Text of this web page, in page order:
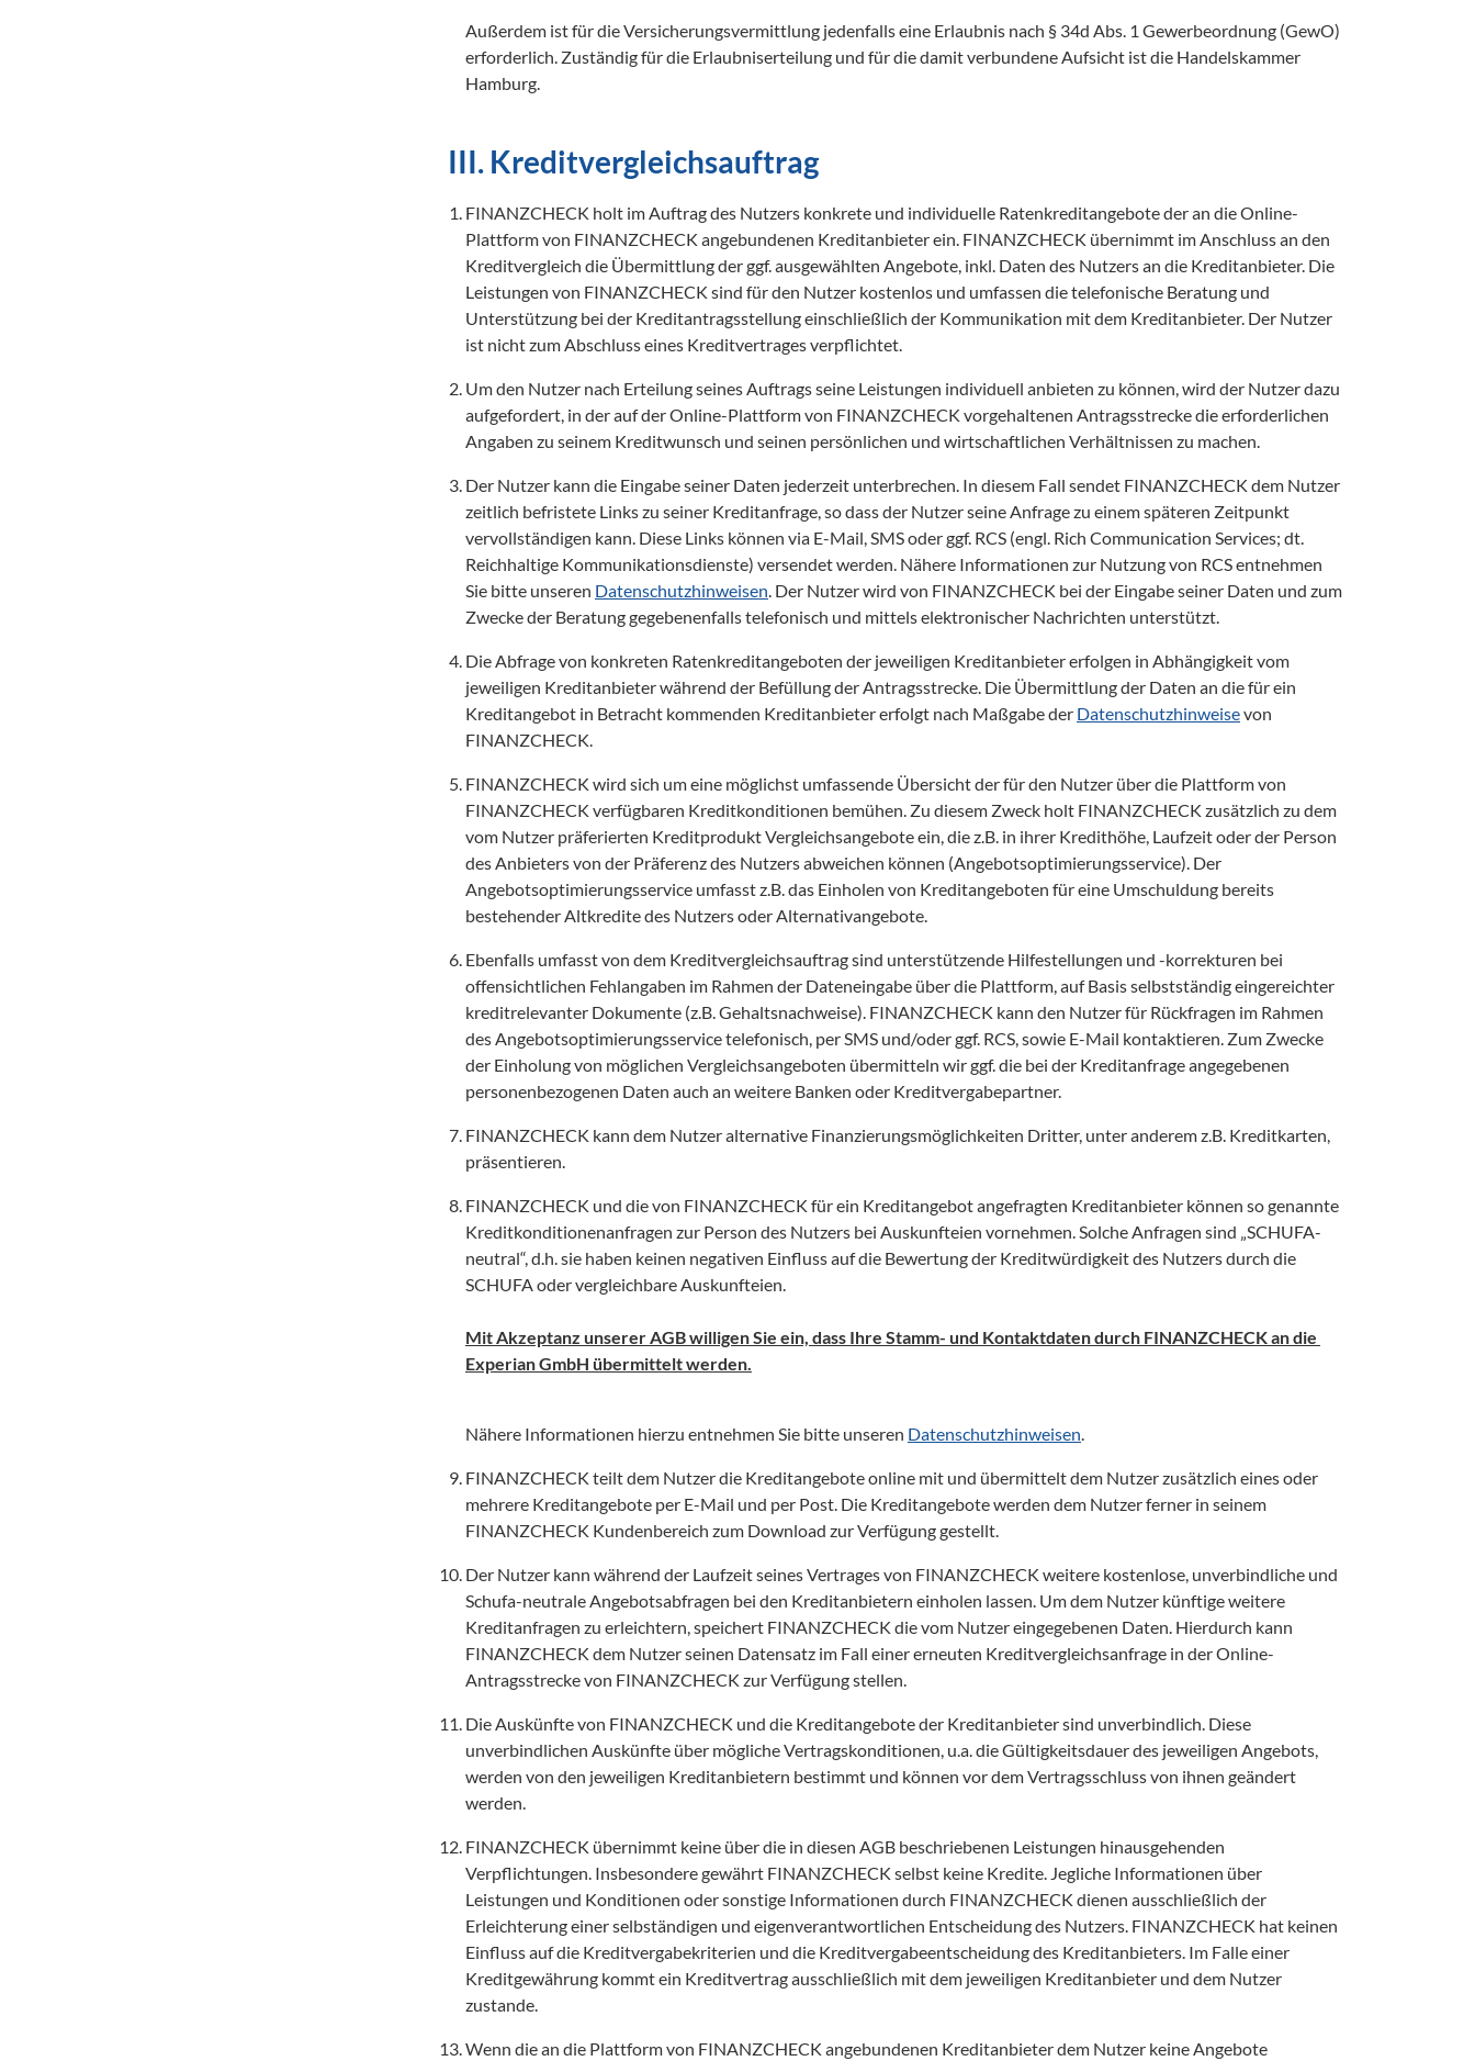
Außerdem ist für die Versicherungsvermittlung jedenfalls eine Erlaubnis nach § 34d Abs. 1 Gewerbeordnung (GewO)
erforderlich. Zuständig für die Erlaubniserteilung und für die damit verbundene Aufsicht ist die Handelskammer
Hamburg.
III. Kreditvergleichsauftrag
FINANZCHECK holt im Auftrag des Nutzers konkrete und individuelle Ratenkreditangebote der an die Online-
Plattform von FINANZCHECK angebundenen Kreditanbieter ein. FINANZCHECK übernimmt im Anschluss an den
Kreditvergleich die Übermittlung der ggf. ausgewählten Angebote, inkl. Daten des Nutzers an die Kreditanbieter. Die
Leistungen von FINANZCHECK sind für den Nutzer kostenlos und umfassen die telefonische Beratung und
Unterstützung bei der Kreditantragsstellung einschließlich der Kommunikation mit dem Kreditanbieter. Der Nutzer
Um den Nutzer nach Erteilung seines Auftrags seine Leistungen individuell anbieten zu können, wird der Nutzer dazu
aufgefordert, in der auf der Online-Plattform von FINANZCHECK vorgehaltenen Antragsstrecke die erforderlichen
Angaben zu seinem Kreditwunsch und seinen persönlichen und wirtschaftlichen Verhältnissen zu machen.
Der Nutzer kann die Eingabe seiner Daten jederzeit unterbrechen. In diesem Fall sendet FINANZCHECK dem Nutzer
zeitlich befristete Links zu seiner Kreditanfrage, so dass der Nutzer seine Anfrage zu einem späteren Zeitpunkt
vervollständigen kann. Diese Links können via E-Mail, SMS oder ggf. RCS (engl. Rich Communication Services; dt.
Reichhaltige Kommunikationsdienste) versendet werden. Nähere Informationen zur Nutzung von RCS entnehmen
Sie bitte unseren Datenschutzhinweisen. Der Nutzer wird von FINANZCHECK bei der Eingabe seiner Daten und zum
Zwecke der Beratung gegebenenfalls telefonisch und mittels elektronischer Nachrichten unterstützt.
Die Abfrage von konkreten Ratenkreditangeboten der jeweiligen Kreditanbieter erfolgen in Abhängigkeit vom
jeweiligen Kreditanbieter während der Befüllung der Antragsstrecke. Die Übermittlung der Daten an die für ein
Kreditangebot in Betracht kommenden Kreditanbieter erfolgt nach Maßgabe der Datenschutzhinweise von
FINANZCHECK.
FINANZCHECK wird sich um eine möglichst umfassende Übersicht der für den Nutzer über die Plattform von
FINANZCHECK verfügbaren Kreditkonditionen bemühen. Zu diesem Zweck holt FINANZCHECK zusätzlich zu dem
vom Nutzer präferierten Kreditprodukt Vergleichsangebote ein, die z.B. in ihrer Kredithöhe, Laufzeit oder der Person
des Anbieters von der Präferenz des Nutzers abweichen können (Angebotsoptimierungsservice). Der
Angebotsoptimierungsservice umfasst z.B. das Einholen von Kreditangeboten für eine Umschuldung bereits
bestehender Altkredite des Nutzers oder Alternativangebote.
Ebenfalls umfasst von dem Kreditvergleichsauftrag sind unterstützende Hilfestellungen und -korrekturen bei
offensichtlichen Fehlangaben im Rahmen der Dateneingabe über die Plattform, auf Basis selbstständig eingereichter
kreditrelevanter Dokumente (z.B. Gehaltsnachweise). FINANZCHECK kann den Nutzer für Rückfragen im Rahmen
des Angebotsoptimierungsservice telefonisch, per SMS und/oder ggf. RCS, sowie E-Mail kontaktieren. Zum Zwecke
der Einholung von möglichen Vergleichsangeboten übermitteln wir ggf. die bei der Kreditanfrage angegebenen
personenbezogenen Daten auch an weitere Banken oder Kreditvergabepartner.
FINANZCHECK kann dem Nutzer alternative Finanzierungsmöglichkeiten Dritter, unter anderem z.B. Kreditkarten,
präsentieren.
FINANZCHECK und die von FINANZCHECK für ein Kreditangebot angefragten Kreditanbieter können so genannte
Kreditkonditionenanfragen zur Person des Nutzers bei Auskunfteien vornehmen. Solche Anfragen sind „SCHUFA-
neutral“, d.h. sie haben keinen negativen Einfluss auf die Bewertung der Kreditwürdigkeit des Nutzers durch die
SCHUFA oder vergleichbare Auskunfteien.
Mit Akzeptanz unserer AGB willigen Sie ein, dass Ihre Stamm- und Kontaktdaten durch FINANZCHECK an die
Experian GmbH übermittelt werden.
Nähere Informationen hierzu entnehmen Sie bitte unseren Datenschutzhinweisen.
FINANZCHECK teilt dem Nutzer die Kreditangebote online mit und übermittelt dem Nutzer zusätzlich eines oder
mehrere Kreditangebote per E-Mail und per Post. Die Kreditangebote werden dem Nutzer ferner in seinem
FINANZCHECK Kundenbereich zum Download zur Verfügung gestellt.
Der Nutzer kann während der Laufzeit seines Vertrages von FINANZCHECK weitere kostenlose, unverbindliche und
Schufa-neutrale Angebotsabfragen bei den Kreditanbietern einholen lassen. Um dem Nutzer künftige weitere
Kreditanfragen zu erleichtern, speichert FINANZCHECK die vom Nutzer eingegebenen Daten. Hierdurch kann
FINANZCHECK dem Nutzer seinen Datensatz im Fall einer erneuten Kreditvergleichsanfrage in der Online-
Antragsstrecke von FINANZCHECK zur Verfügung stellen.
Die Auskünfte von FINANZCHECK und die Kreditangebote der Kreditanbieter sind unverbindlich. Diese
unverbindlichen Auskünfte über mögliche Vertragskonditionen, u.a. die Gültigkeitsdauer des jeweiligen Angebots,
werden von den jeweiligen Kreditanbietern bestimmt und können vor dem Vertragsschluss von ihnen geändert
werden.
FINANZCHECK übernimmt keine über die in diesen AGB beschriebenen Leistungen hinausgehenden
Verpflichtungen. Insbesondere gewährt FINANZCHECK selbst keine Kredite. Jegliche Informationen über
Leistungen und Konditionen oder sonstige Informationen durch FINANZCHECK dienen ausschließlich der
Erleichterung einer selbständigen und eigenverantwortlichen Entscheidung des Nutzers. FINANZCHECK hat keinen
Einfluss auf die Kreditvergabekriterien und die Kreditvergabeentscheidung des Kreditanbieters. Im Falle einer
Kreditgewährung kommt ein Kreditvertrag ausschließlich mit dem jeweiligen Kreditanbieter und dem Nutzer
zustande.
Wenn die an die Plattform von FINANZCHECK angebundenen Kreditanbieter dem Nutzer keine Angebote